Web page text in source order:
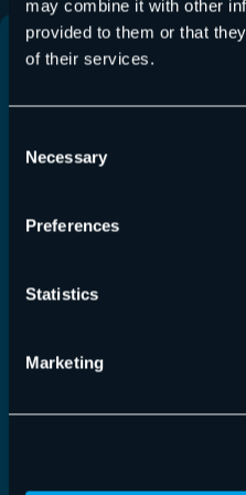
may combine it with other
provided to them or that
of their services.
Selection
Necessary
Preferences
Statistics
Marketing
Control Panel